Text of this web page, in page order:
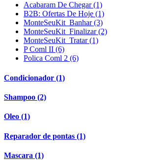
Acabaram De Chegar (1)
B2B: Ofertas De Hoje (1)
MonteSeuKit_Banhar (3)
MonteSeuKit_Finalizar (2)
MonteSeuKit_Tratar (1)
P Coml II (6)
Polica Coml 2 (6)
Condicionador (1)
Shampoo (2)
Oleo (1)
Reparador de pontas (1)
Mascara (1)